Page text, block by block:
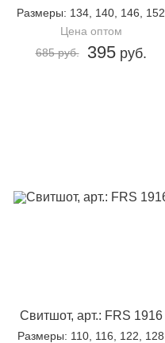
Размеры: 134, 140, 146, 152
Цена оптом
685 руб.
395руб.
Свитшот, арт.: FRS 1916
Размеры: 110, 116, 122, 128